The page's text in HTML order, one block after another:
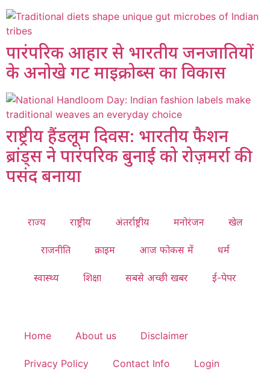
पारंपरिक आहार से भारतीय जनजातियों
के अनोखे गट माइक्रोब्स का विकास
राष्ट्रीय हैंडलूम दिवस: भारतीय फैशन
ब्रांड्स ने पारंपरिक बुनाई को रोज़मर्रा की
पसंद बनाया
राज्य राष्ट्रीय अंतर्राष्ट्रीय मनोरंजन खेल
राजनीति क्राइम आज फोकस में धर्म
स्वास्थ्य शिक्षा सबसे अच्छी खबर ई-पेपर
Home About us Disclaimer
Privacy Policy Contact Info Login